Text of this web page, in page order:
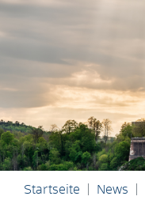
Startseite News